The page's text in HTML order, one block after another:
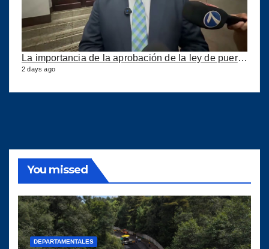
La importancia de la aprobación de la ley de puertos
2 days ago
You missed
DEPARTAMENTALES